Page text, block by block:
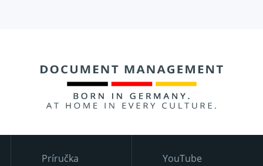
Príručka YouTube